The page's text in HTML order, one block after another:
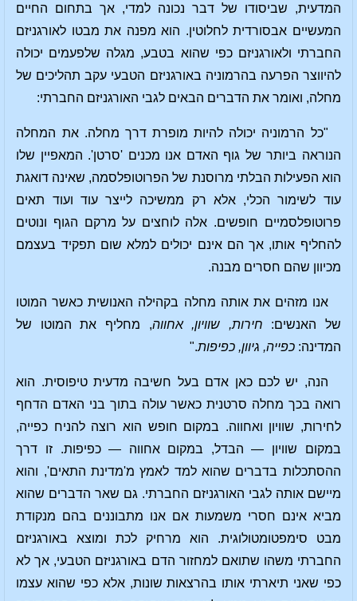
המדעית, שביסודו של דבר נכונה למדי, אך בתחום החיים
המעשיים אבסורדית לחלוטין. הוא מפנה את מבטו לאורגניזם
החברתי ולאורגניזם כפי שהוא בטבע, מגלה שלפעמים יכולה
להיווצר הפרעה בהרמוניה באורגניזם הטבעי עקב תהליכים של
מחלה, ואומר את הדברים הבאים לגבי האורגניזם החברתי:
"כל הרמוניה יכולה להיות מופרת דרך מחלה. את המחלה
הנוראה ביותר של גוף האדם אנו מכנים 'סרטן'. המאפיין שלו
הוא הפעילות הבלתי מרוסנת של הפרוטופלסמה, שאינה דואגת
עוד לשימור הכלי, אלא רק ממשיכה לייצר עוד ועוד תאים
פרוטופלסמיים חופשים. אלה לוחצים על מרקם הגוף ונוטים
להחליף אותו, אך הם אינם יכולים למלא שום תפקיד בעצמם
מכיוון שהם חסרים מבנה.
אנו מזהים את אותה מחלה בקהילה האנושית כאשר המוטו
של האנשים: חירות, שוויון, אחווה, מחליף את המוטו של
המדינה:כפייה, גיוון, כפיפות."
הנה, יש לכם כאן אדם בעל חשיבה מדעית טיפוסית. הוא
רואה בכך מחלה סרטנית כאשר עולה בתוך בני האדם הדחף
לחירות, שוויון ואחווה. במקום חופש הוא רוצה להניח כפייה,
במקום שוויון — הבדל, במקום אחווה — כפיפות. זו דרך
ההסתכלות בדברים שהוא למד לאמץ מ'מדינת התאים', והוא
מיישם אותה לגבי האורגניזם החברתי. גם שאר הדברים שהוא
מביא אינם חסרי משמעות אם אנו מתבוננים בהם מנקודת
מבט סימפטומטולוגית. הוא מרחיק לכת ומוצא באורגניזם
החברתי משהו שתואם למחזור הדם באורגניזם הטבעי, אך לא
כפי שאני תיארתי אותו בהרצאות שונות, אלא כפי שהוא עצמו